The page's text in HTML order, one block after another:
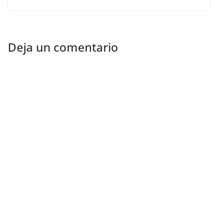
Deja un comentario